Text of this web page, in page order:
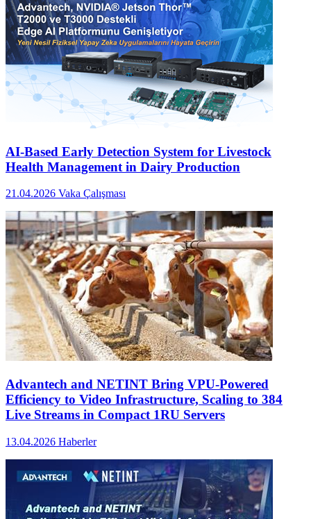
AI-Based Early Detection System for Livestock
Health Management in Dairy Production
21.04.2026 Vaka Çalışması
Advantech and NETINT Bring VPU-Powered
Efficiency to Video Infrastructure, Scaling to 384
Live Streams in Compact 1RU Servers
13.04.2026 Haberler